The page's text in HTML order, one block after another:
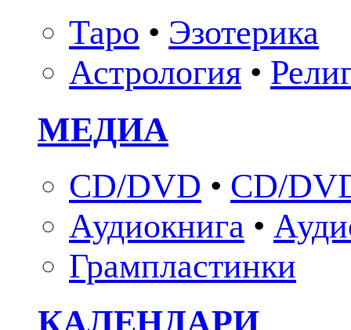
Таро • Эзотерика
Астрология •
МЕДИА
CD/DVD • CD/
Аудиокнига •
Грампластинки